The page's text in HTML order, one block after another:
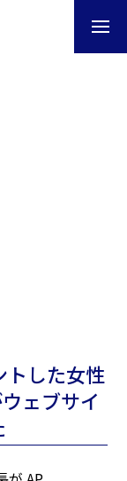
トした女性
ェブサイ